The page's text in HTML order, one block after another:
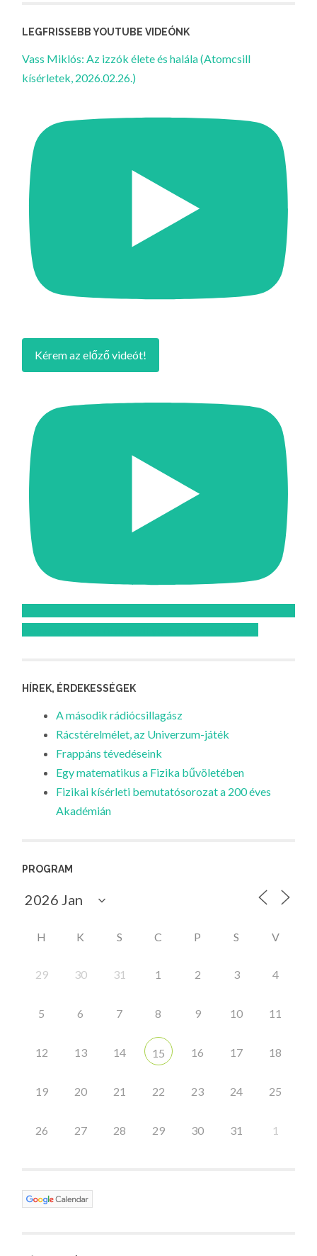
LEGFRISSEBB YOUTUBE VIDEÓNK
Vass Miklós: Az izzók élete és halála (Atomcsill
kísérletek, 2026.02.26.)
Kérem az előző videót!
HÍREK, ÉRDEKESSÉGEK
A második rádiócsillagász
Rácstérelmélet, az Univerzum-játék
Frappáns tévedéseink
Egy matematikus a Fizika bűvöletében
Fizikai kísérleti bemutatósorozat a 200 éves
Akadémián
PROGRAM
H K S C P S V
29 30 31 1 2 3 4
5 6 7 8 9 10 11
12 13 14 15 16 17 18
19 20 21 22 23 24 25
26 27 28 29 30 31 1